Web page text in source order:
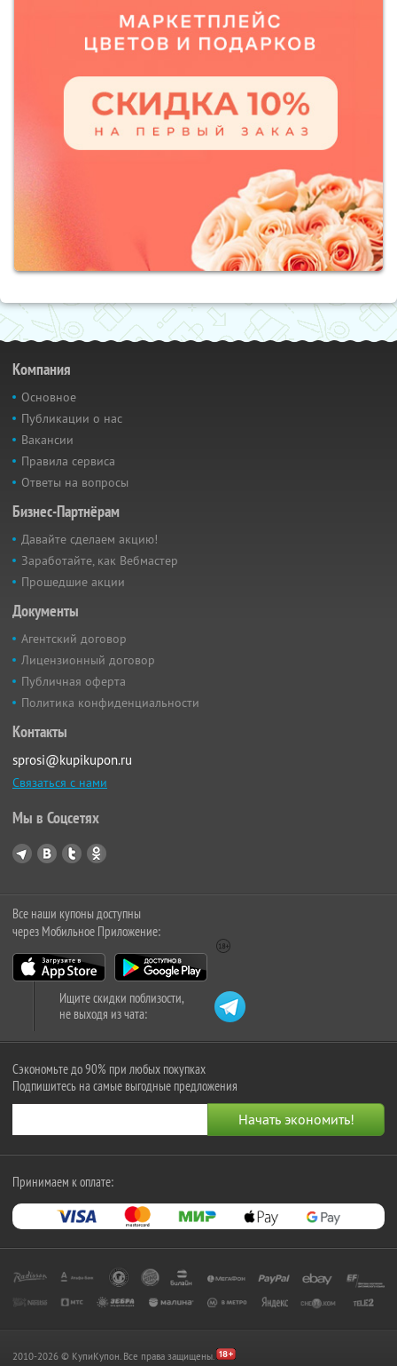
Компания
Основное
Публикации о нас
Вакансии
Правила сервиса
Ответы на вопросы
Бизнес-Партнёрам
Давайте сделаем акцию!
Заработайте, как Вебмастер
Прошедшие акции
Документы
Агентский договор
Лицензионный договор
Публичная оферта
Политика конфиденциальности
Контакты
sprosi@kupikupon.ru
Связаться с нами
Мы в Соцсетях
Все наши купоны доступны
через Мобильное Приложение:
Ищите скидки поблизости,
не выходя из чата:
Сэкономьте до 90% при любых покупках
Подпишитесь на самые выгодные предложения
Принимаем к оплате:
2010-2026 © КупиКупон. Все права защищены.